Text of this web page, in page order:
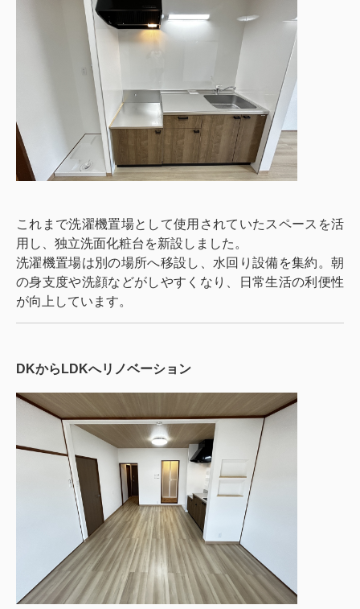
これまで洗濯機置場として使用されていたスペースを活
用し、独立洗面化粧台を新設しました。
洗濯機置場は別の場所へ移設し、水回り設備を集約。朝
の身支度や洗顔などがしやすくなり、日常生活の利便性
が向上しています。
DKからLDKへリノベーション